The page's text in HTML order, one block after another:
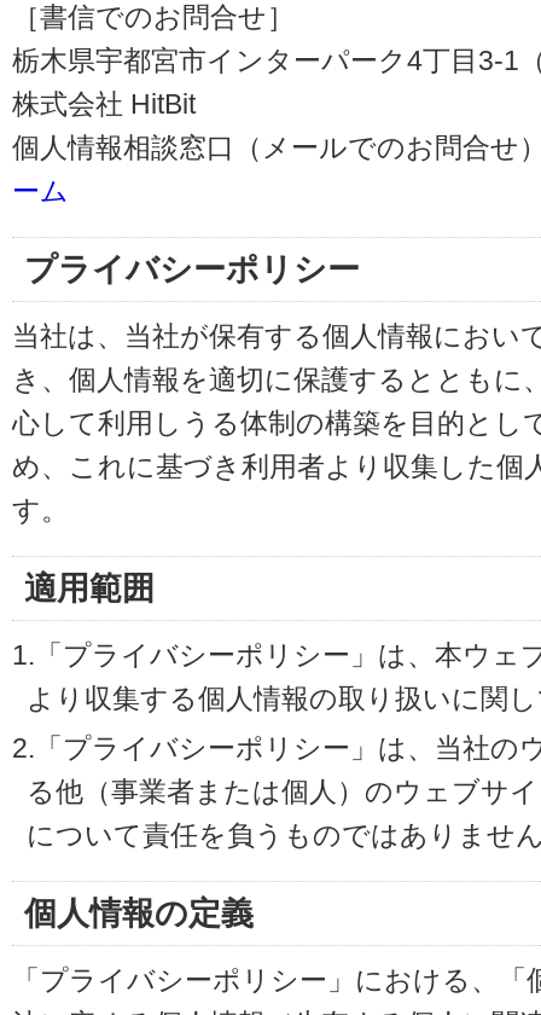
［書信でのお問合せ］
栃木県宇都宮市インターパーク4丁目3-1
株式会社 HitBit
個人情報相談窓口（メールでのお問合せ
ーム
プライバシーポリシー
当社は、当社が保有する個人情報におい
き、個人情報を適切に保護するとともに
心して利用しうる体制の構築を目的とし
め、これに基づき利用者より収集した個
す。
適用範囲
1.「プライバシーポリシー」は、本ウェ
より収集する個人情報の取り扱いに関
2.「プライバシーポリシー」は、当社の
る他（事業者または個人）のウェブサ
について責任を負うものではありませ
個人情報の定義
「プライバシーポリシー」における、